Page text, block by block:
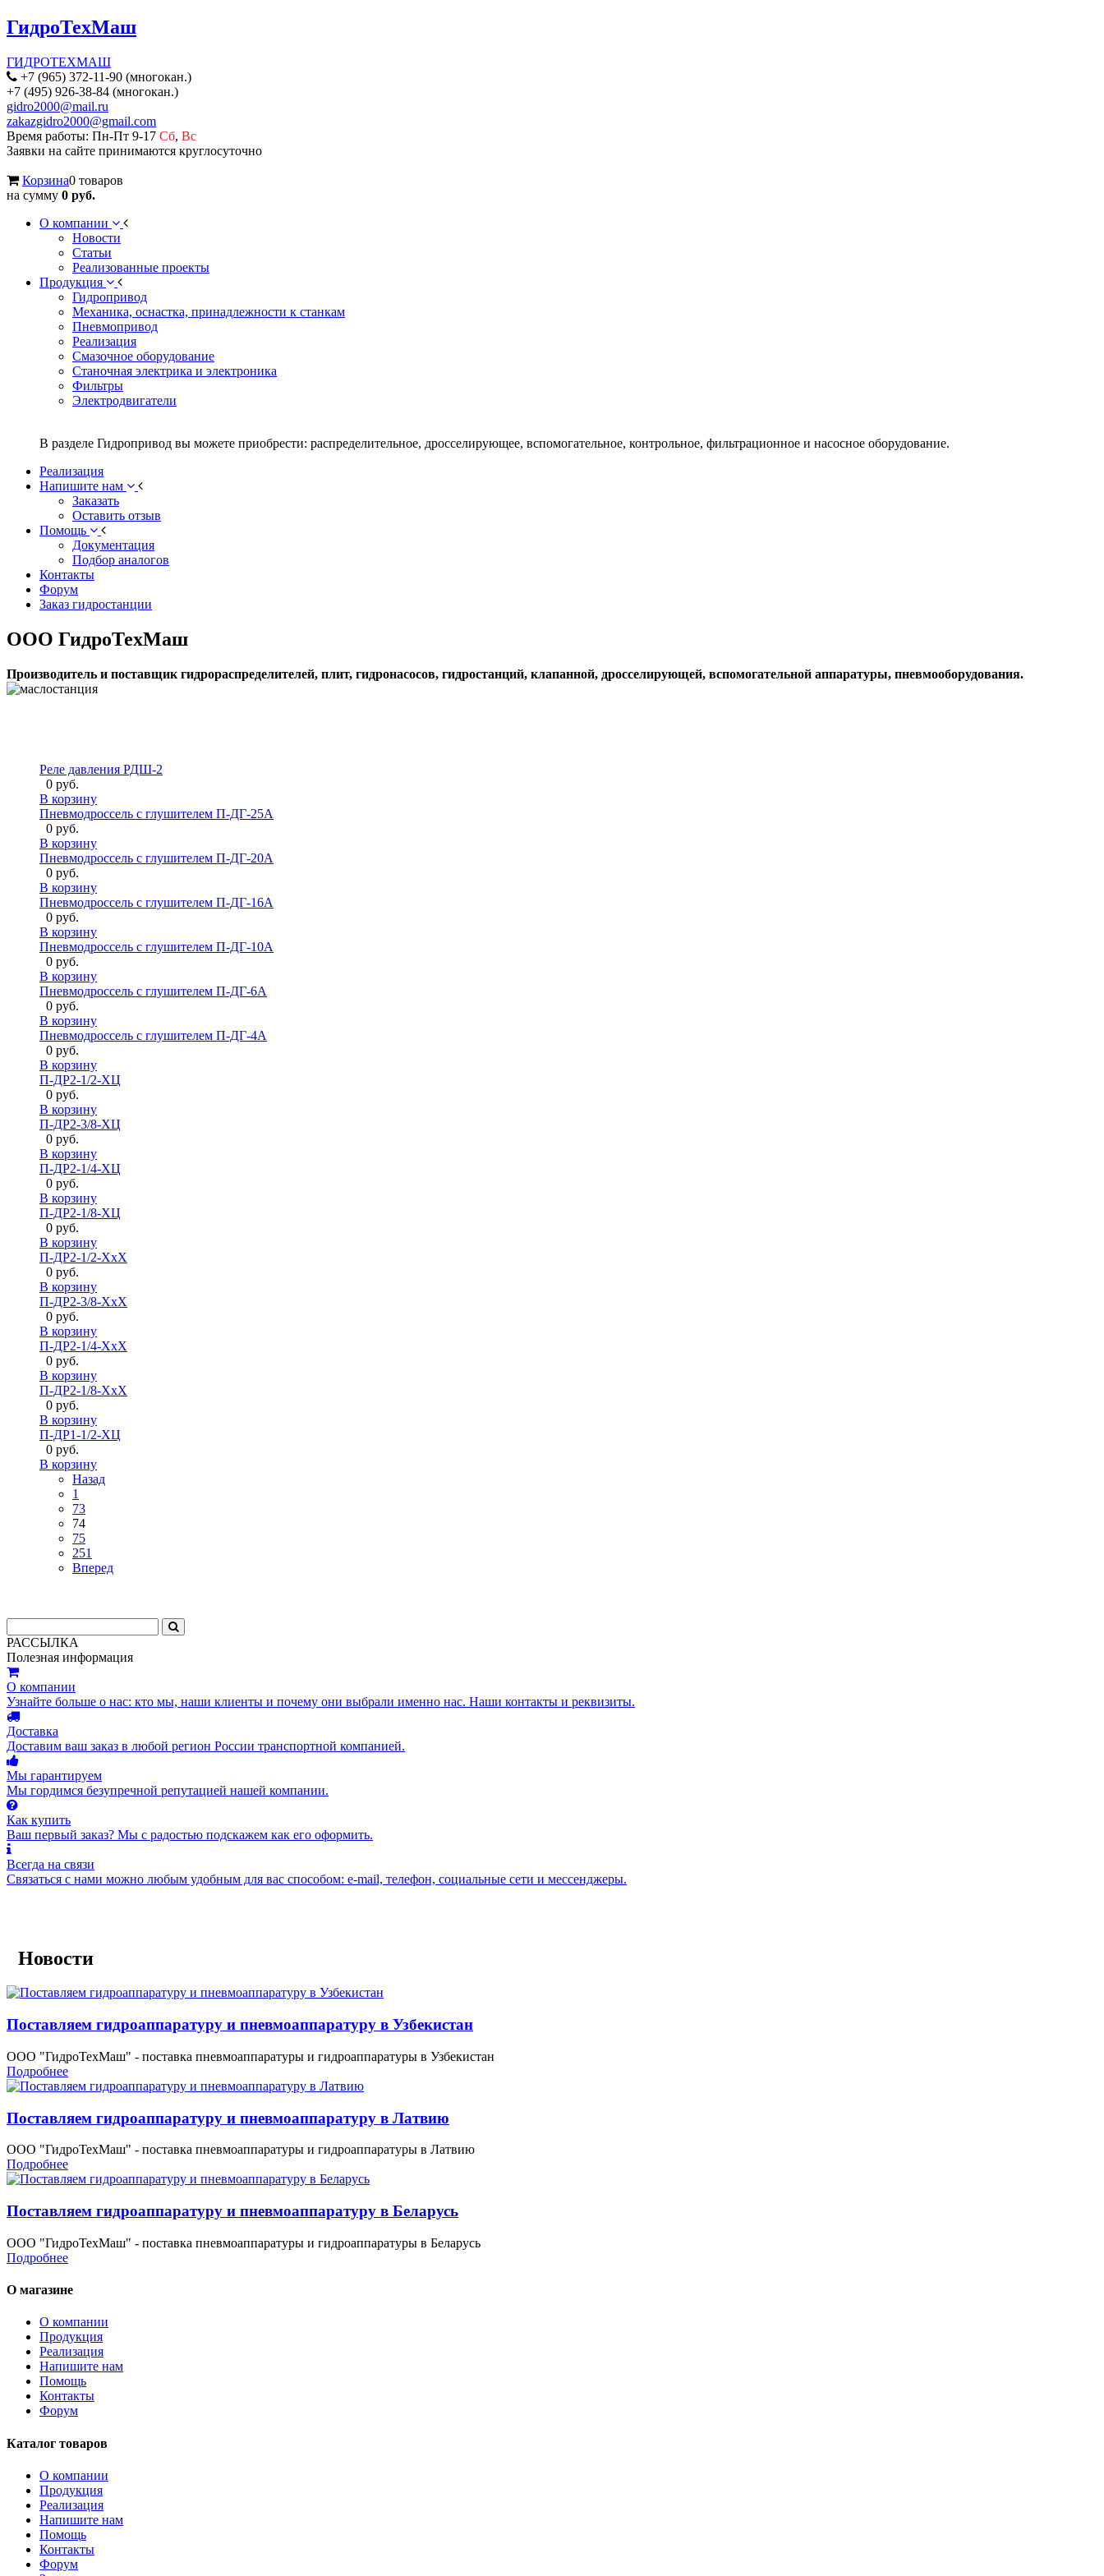
ГидроТехМаш
ГИДРОТЕХМАШ
+7 (965) 372-11-90 (многокан.)
+7 (495) 926-38-84 (многокан.)
gidro2000@mail.ru
zakazgidro2000@gmail.com
Время работы: Пн-Пт 9-17 Сб, Вс
Заявки на сайте принимаются круглосуточно
Корзина0 товаров
на сумму 0 руб.
О компании
Новости
Статьи
Реализованные проекты
Продукция
Гидропривод
Механика, оснастка, принадлежности к станкам
Пневмопривод
Реализация
Смазочное оборудование
Станочная электрика и электроника
Фильтры
Электродвигатели
В разделе Гидропривод вы можете приобрести: распределительное, дросселирующее, вспомогательное, контрольное, фильтрационное и насосное оборудование.
Реализация
Напишите нам
Заказать
Оставить отзыв
Помощь
Документация
Подбор аналогов
Контакты
Форум
Заказ гидростанции
ООО ГидроТехМаш
Производитель и поставщик гидрораспределителей, плит, гидронасосов, гидростанций, клапанной, дросселирующей, вспомогательной аппаратуры, пневмооборудования.
Реле давления РДШ-2
0 руб.
В корзину
Пневмодроссель с глушителем П-ДГ-25А
0 руб.
В корзину
Пневмодроссель с глушителем П-ДГ-20А
0 руб.
В корзину
Пневмодроссель с глушителем П-ДГ-16А
0 руб.
В корзину
Пневмодроссель с глушителем П-ДГ-10А
0 руб.
В корзину
Пневмодроссель с глушителем П-ДГ-6А
0 руб.
В корзину
Пневмодроссель с глушителем П-ДГ-4А
0 руб.
В корзину
П-ДР2-1/2-ХЦ
0 руб.
В корзину
П-ДР2-3/8-ХЦ
0 руб.
В корзину
П-ДР2-1/4-ХЦ
0 руб.
В корзину
П-ДР2-1/8-ХЦ
0 руб.
В корзину
П-ДР2-1/2-ХхХ
0 руб.
В корзину
П-ДР2-3/8-ХхХ
0 руб.
В корзину
П-ДР2-1/4-ХхХ
0 руб.
В корзину
П-ДР2-1/8-ХхХ
0 руб.
В корзину
П-ДР1-1/2-ХЦ
0 руб.
В корзину
Назад
1
73
74
75
251
Вперед
РАССЫЛКА
Полезная информация
О компании
Узнайте больше о нас: кто мы, наши клиенты и почему они выбрали именно нас. Наши контакты и реквизиты.
Доставка
Доставим ваш заказ в любой регион России транспортной компанией.
Мы гарантируем
Мы гордимся безупречной репутацией нашей компании.
Как купить
Ваш первый заказ? Мы с радостью подскажем как его оформить.
Всегда на связи
Связаться с нами можно любым удобным для вас способом: e-mail, телефон, социальные сети и мессенджеры.
Новости
Поставляем гидроаппаратуру и пневмоаппаратуру в Узбекистан
ООО "ГидроТехМаш" - поставка пневмоаппаратуры и гидроаппаратуры в Узбекистан
Подробнее
Поставляем гидроаппаратуру и пневмоаппаратуру в Латвию
ООО "ГидроТехМаш" - поставка пневмоаппаратуры и гидроаппаратуры в Латвию
Подробнее
Поставляем гидроаппаратуру и пневмоаппаратуру в Беларусь
ООО "ГидроТехМаш" - поставка пневмоаппаратуры и гидроаппаратуры в Беларусь
Подробнее
О магазине
О компании
Продукция
Реализация
Напишите нам
Помощь
Контакты
Форум
Каталог товаров
О компании
Продукция
Реализация
Напишите нам
Помощь
Контакты
Форум